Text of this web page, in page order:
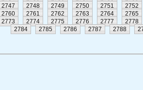
2747 2748 2749 2750 2751
2752
2760 2761 2762 2763 2764
2765
2773 2774 2775 2776 2777
2778
2784
2785 2786 2787 2788